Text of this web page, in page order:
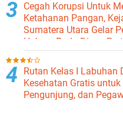
Cegah Korupsi Untuk
Ketahanan Pangan,
Sumatera Utara Gelar
Hukum Pada Dinas
Ketahanan Pangan
Rutan Kelas I Labuhan
Kesehatan Gratis
Pengunjung, dan